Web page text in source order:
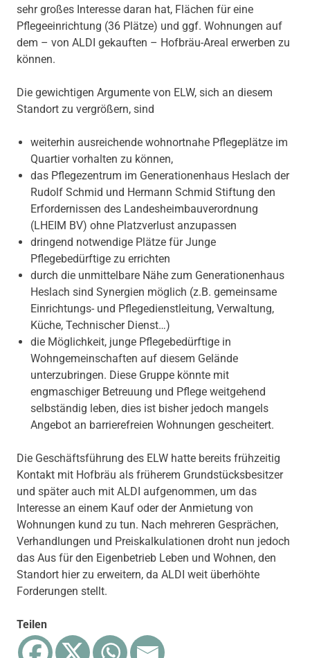
sehr großes Interesse daran hat, Flächen für eine
Pflegeeinrichtung (36 Plätze) und ggf. Wohnungen auf
dem – von ALDI gekauften – Hofbräu-Areal erwerben zu
können.
Die gewichtigen Argumente von ELW, sich an diesem
Standort zu vergrößern, sind
weiterhin ausreichende wohnortnahe Pflegeplätze im
Quartier vorhalten zu können,
das Pflegezentrum im Generationenhaus Heslach der
Rudolf Schmid und Hermann Schmid Stiftung den
Erfordernissen des Landesheimbauverordnung
(LHEIM BV) ohne Platzverlust anzupassen
dringend notwendige Plätze für Junge
Pflegebedürftige zu errichten
durch die unmittelbare Nähe zum Generationenhaus
Heslach sind Synergien möglich (z.B. gemeinsame
Einrichtungs- und Pflegedienstleitung, Verwaltung,
Küche, Technischer Dienst…)
die Möglichkeit, junge Pflegebedürftige in
Wohngemeinschaften auf diesem Gelände
unterzubringen. Diese Gruppe könnte mit
engmaschiger Betreuung und Pflege weitgehend
selbständig leben, dies ist bisher jedoch mangels
Angebot an barrierefreien Wohnungen gescheitert.
Die Geschäftsführung des ELW hatte bereits frühzeitig
Kontakt mit Hofbräu als früherem Grundstücksbesitzer
und später auch mit ALDI aufgenommen, um das
Interesse an einem Kauf oder der Anmietung von
Wohnungen kund zu tun. Nach mehreren Gesprächen,
Verhandlungen und Preiskalkulationen droht nun jedoch
das Aus für den Eigenbetrieb Leben und Wohnen, den
Standort hier zu erweitern, da ALDI weit überhöhte
Forderungen stellt.
Teilen